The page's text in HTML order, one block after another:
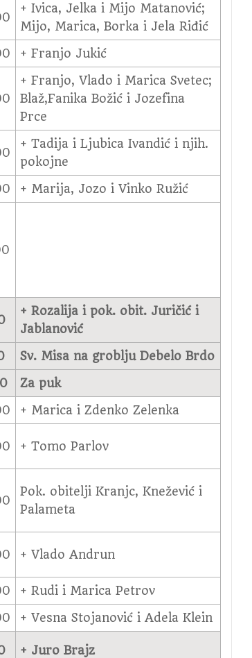
+ Ivica, Jelka i Mijo Matanović;
Mijo, Marica, Borka i Jela Riđić
+ Franjo Jukić
+ Franjo, Vlado i Marica Svetec;
Blaž,Fanika Božić i Jozefina
Prce
+ Tadija i Ljubica Ivandić i njih.
pokojne
+ Marija, Jozo i Vinko Ružić
+ Rozalija i pok. obit. Juričić i
Jablanović
Sv. Misa na groblju Debelo Brdo
Za puk
+ Marica i Zdenko Zelenka
+ Tomo Parlov
Pok. obitelji Kranjc, Knežević i
Palameta
+ Vlado Andrun
+ Rudi i Marica Petrov
+ Vesna Stojanović i Adela Klein
+ Juro Brajz